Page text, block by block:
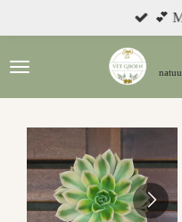
direct
naar
💕